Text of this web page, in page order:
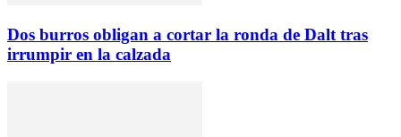
Dos burros obligan a cortar la ronda de Dalt tras
irrumpir en la calzada